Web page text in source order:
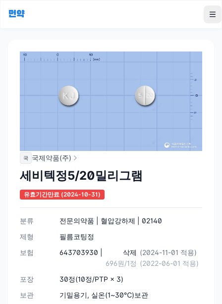
먼약
국 국제약품(주)
세비텍정5/20밀리그램
유효기간만료 (2024-10-31)
분류
전문의약품 | 혈압강하제 | 02140
제형
필름코팅정
보험
643703930 | 삭제 (2024-11-01 적용)
696원/1정 (2022-06-01 적용)
포장
30정(10정/PTP × 3)
보관
기밀용기, 실온(1~30℃)보관